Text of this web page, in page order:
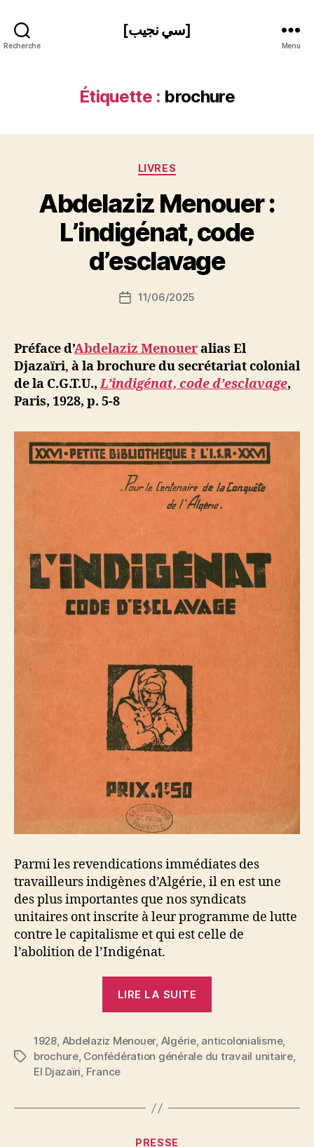
Recherche
[سي نجيب]
Menu
Étiquette : brochure
Catégories
LIVRES
Abdelaziz Menouer :
L’indigénat, code
d’esclavage
Auteur
de
a
S
N
ji
b
Date11/06/2025
Préface d’Abdelaziz Menoueralias El
Djazaïri, à la brochuredu secrétariat colonial
de la C.G.T.U., L’indigénat, code d’esclavage,
Paris, 1928, p. 5-8
Parmi les revendications immédiates des
travailleurs indigènes d’Algérie, il en est une
des plus importantes que nos syndicats
unitaires ont inscrite à leur programme de lutte
contre le capitalisme et qui est celle de
l’abolition de l’Indigénat.
LIRE LA SUITE
L’indigénat,
code
Étiquettes
1928, Abdelaziz Menouer, Algérie, anticolonialisme,
brochure, Confédération générale du travail unitaire,
El Djazaïri, France
Catégories
PRESSE